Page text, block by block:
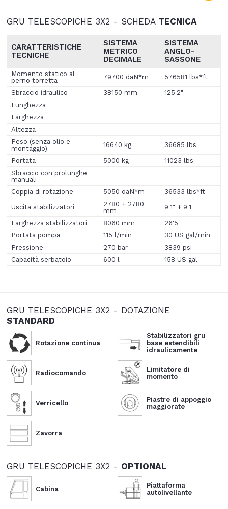
GRU TELESCOPICHE 3X2 - SCHEDA TECNICA
CARATTERISTICHE
TECNICHE
SISTEMA
METRICO
DECIMALE
SISTEMA
ANGLO-
SASSONE
Momento statico al
perno torretta
79700 daN*m 576581 lbs*ft
Sbraccio idraulico 38150 mm
125'2"
Lunghezza
Larghezza
Altezza
Peso (senza olio e
montaggio)
16640 kg 36685 lbs
Portata 5000 kg
11023 lbs
Sbraccio con prolunghe
manuali
Coppia di rotazione
5050 daN*m
36533 lbs*ft
Uscita stabilizzatori
2780 + 2780
mm
9'1" + 9'1"
Larghezza stabilizzatori 8060 mm
26'5"
Portata pompa
115 l/min
30 US gal/min
Pressione
270 bar
3839 psi
Capacità serbatoio
600 l 158 US gal
GRU TELESCOPICHE 3X2 - DOTAZIONE
STANDARD
Rotazione continua
Stabilizzatori gru
base estendibili
idraulicamente
Radiocomando
Limitatore di
momento
Verricello
Piastre di appoggio
maggiorate
Zavorra
GRU TELESCOPICHE 3X2 - OPTIONAL
Cabina
Piattaforma
autolivellante